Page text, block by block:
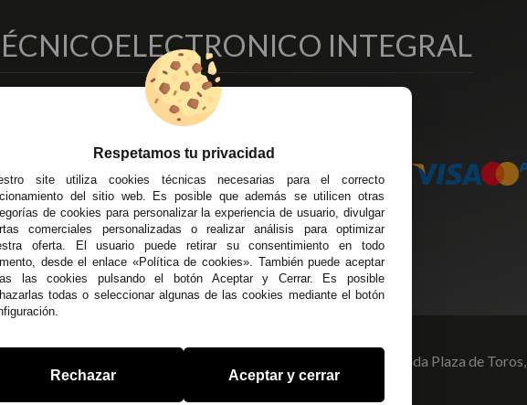
ELECTRONICO INTEGRAL
y Devoluciones
de Privacidad
y
Generales
de Cookies
DELEGACIONES
Av. Plaza de Toros. Local 3
Córdoba
C/ Ingeniero Iribarren, 14
Alzira - Valencia
C/ Esplugues, 135
Avenida Plaza de Toros,
Respetamos tu privacidad
site utiliza cookies técnicas necesarias para el correcto
del sitio web. Es posible que además se utilicen otras
de cookies para personalizar la experiencia de usuario, divulgar
comerciales personalizadas o realizar análisis para optimizar
oferta. El usuario puede retirar su consentimiento en todo
desde el enlace «Política de cookies». También puede aceptar
las cookies pulsando el botón Aceptar y Cerrar. Es posible
todas o seleccionar algunas de las cookies mediante el botón
Rechazar Aceptar y cerrar